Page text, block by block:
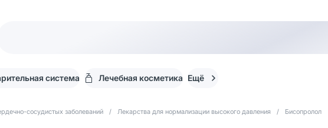
система Лечебная косметика Ещё
сосудистых заболеваний / Лекарства для нормализации высокого давления / Бисопролол